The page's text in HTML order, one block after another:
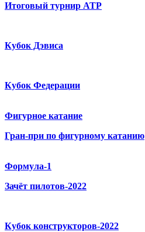
Итоговый турнир ATP
Кубок Дэвиса
Кубок Федерации
Фигурное катание
Гран-при по фигурному катанию
Формула-1
Зачёт пилотов-2022
Кубок конструкторов-2022